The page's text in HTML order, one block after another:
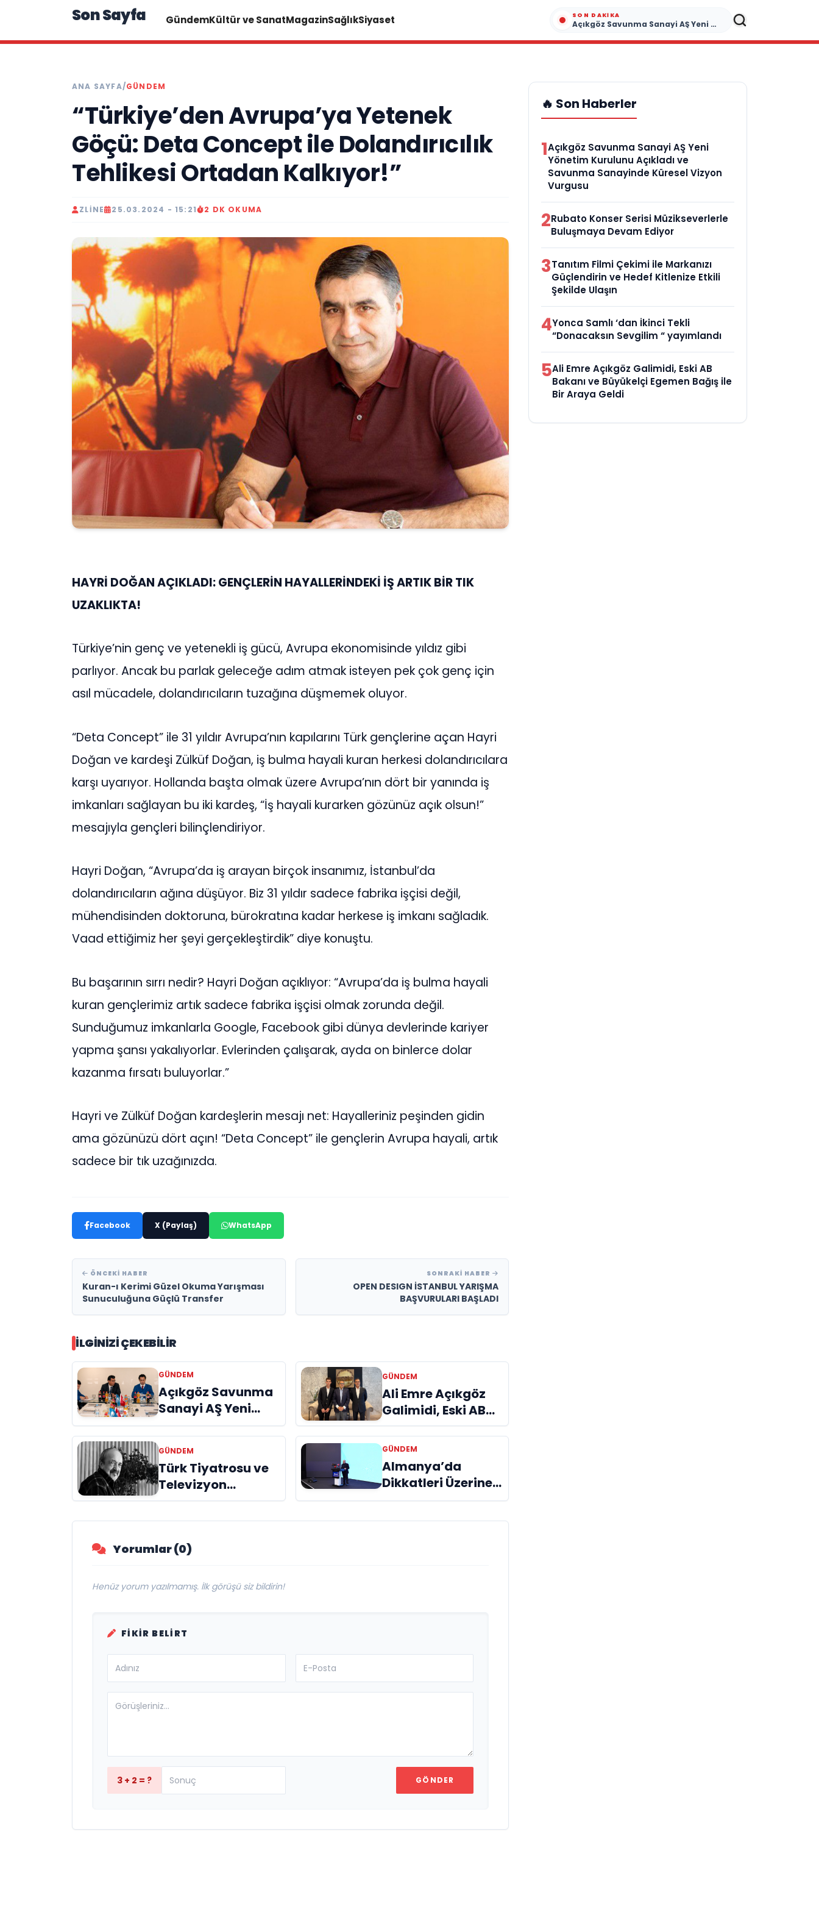
Son Sayfa GündemKültür ve SanatMagazinSağlıkSiyaset SON DAKIKA
Açıkgöz Savunma Sanayi AŞ Yeni Yönetim Kurulunu Açıkladı ve Savunma Sanayinde Küresel Vizyon Vurgusu
ANA SAYFA/GÜNDEM
“Türkiye’den Avrupa’ya Yetenek
Göçü: Deta Concept ile Dolandırıcılık
Tehlikesi Ortadan Kalkıyor!”
ZLINE 25.03.2024 - 15:21 2 DK OKUMA
HAYRİ DOĞAN AÇIKLADI: GENÇLERİN HAYALLERİNDEKİ İŞ ARTIK BİR TIK
UZAKLIKTA!
Türkiye’nin genç ve yetenekli iş gücü, Avrupa ekonomisinde yıldız gibi
parlıyor. Ancak bu parlak geleceğe adım atmak isteyen pek çok genç için
asıl mücadele, dolandırıcıların tuzağına düşmemek oluyor.
“Deta Concept” ile 31 yıldır Avrupa’nın kapılarını Türk gençlerine açan Hayri
Doğan ve kardeşi Zülküf Doğan, iş bulma hayali kuran herkesi dolandırıcılara
karşı uyarıyor. Hollanda başta olmak üzere Avrupa’nın dört bir yanında iş
imkanları sağlayan bu iki kardeş, “İş hayali kurarken gözünüz açık olsun!”
mesajıyla gençleri bilinçlendiriyor.
Hayri Doğan, “Avrupa’da iş arayan birçok insanımız, İstanbul’da
dolandırıcıların ağına düşüyor. Biz 31 yıldır sadece fabrika işçisi değil,
mühendisinden doktoruna, bürokratına kadar herkese iş imkanı sağladık.
Vaad ettiğimiz her şeyi gerçekleştirdik” diye konuştu.
Bu başarının sırrı nedir? Hayri Doğan açıklıyor: “Avrupa’da iş bulma hayali
kuran gençlerimiz artık sadece fabrika işçisi olmak zorunda değil.
Sunduğumuz imkanlarla Google, Facebook gibi dünya devlerinde kariyer
yapma şansı yakalıyorlar. Evlerinden çalışarak, ayda on binlerce dolar
kazanma fırsatı buluyorlar.”
Hayri ve Zülküf Doğan kardeşlerin mesajı net: Hayalleriniz peşinden gidin
ama gözünüzü dört açın! “Deta Concept” ile gençlerin Avrupa hayali, artık
sadece bir tık uzağınızda.
Facebook X (Paylaş) WhatsApp
ÖNCEKI HABER
Kuran-ı Kerimi Güzel Okuma Yarışması
Sunuculuğuna Güçlü Transfer
SONRAKI HABER
OPEN DESIGN İSTANBUL YARIŞMA
BAŞVURULARI BAŞLADI
İLGINIZI ÇEKEBILIR
GÜNDEM
Açıkgöz Savunma
Sanayi AŞ Yeni
Yönetim Kurulunu
Açıkladı ve
Savunma
Sanayinde Küresel
Vizyon Vurgusu
GÜNDEM
Ali Emre Açıkgöz
Galimidi, Eski AB
Bakanı ve
Büyükelçi Egemen
Bağış ile Bir Araya
Geldi
GÜNDEM
Türk Tiyatrosu ve
Televizyon
Dünyasının Usta
İsmi Can Kolukısa
GÜNDEM
Almanya’da
Dikkatleri Üzerine
Çeken Türk
Yorumlar (0)
Henüz yorum yazılmamış. İlk görüşü siz bildirin!
FIKIR BELIRT
3 + 2 = ? GÖNDER
🔥 Son Haberler
1Açıkgöz Savunma Sanayi AŞ Yeni
Yönetim Kurulunu Açıkladı ve
Savunma Sanayinde Küresel Vizyon
Vurgusu
2Rubato Konser Serisi Müzikseverlerle
Buluşmaya Devam Ediyor
3Tanıtım Filmi Çekimi ile Markanızı
Güçlendirin ve Hedef Kitlenize Etkili
Şekilde Ulaşın
4Yonca Samlı ‘dan İkinci Tekli
“Donacaksın Sevgilim “ yayımlandı
5Ali Emre Açıkgöz Galimidi, Eski AB
Bakanı ve Büyükelçi Egemen Bağış ile
Bir Araya Geldi